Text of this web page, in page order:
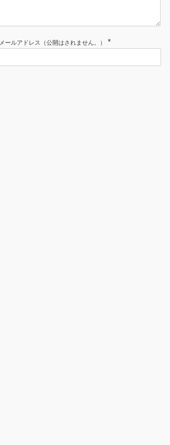
メールアドレス（公開はされません。） *